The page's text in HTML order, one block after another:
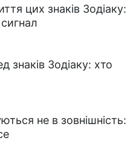
цих знаків Зодіаку:
знаків Зодіаку: хто
не в зовнішність: